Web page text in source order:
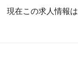
現在この求人情報